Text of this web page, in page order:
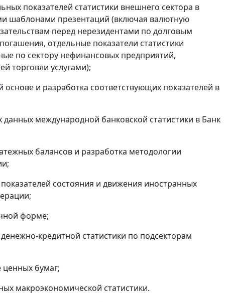
показателей статистики внешнего сектора в
шаблонами презентаций (включая валютную
перед нерезидентами по долговым
отдельные показатели статистики
по сектору нефинансовых предприятий,
торговли услугами);
и разработка соответствующих показателей в
международной банковской статистики в Банк
балансов и разработка методологии
состояния и движения иностранных
форме;
кредитной статистики по подсекторам
ценных бумаг;
макроэкономической статистики.